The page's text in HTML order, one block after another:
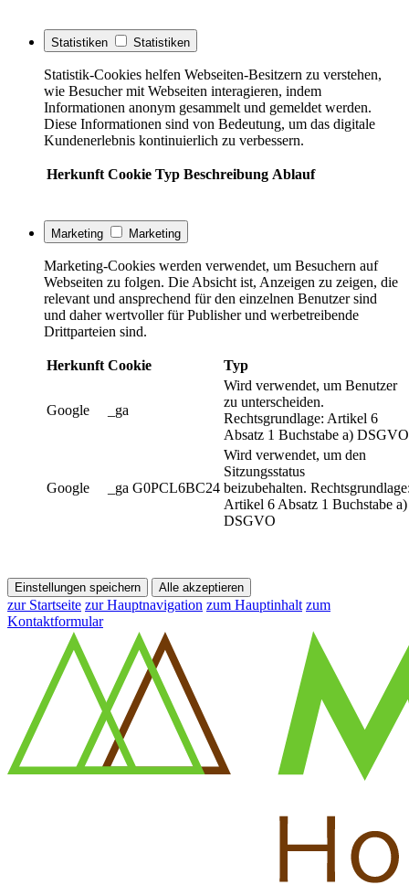
Statistiken Statistiken
Statistik-Cookies helfen Webseiten-Besitzern zu verstehen,
wie Besucher mit Webseiten interagieren, indem
Informationen anonym gesammelt und gemeldet werden.
Diese Informationen sind von Bedeutung, um das digitale
Kundenerlebnis kontinuierlich zu verbessern.
Herkunft Cookie Typ Beschreibung Ablauf
Marketing Marketing
Marketing-Cookies werden verwendet, um Besuchern auf
Webseiten zu folgen. Die Absicht ist, Anzeigen zu zeigen, die
relevant und ansprechend für den einzelnen Benutzer sind
und daher wertvoller für Publisher und werbetreibende
Drittparteien sind.
Herkunft Cookie Typ
Google _ga
Wird verwendet, um Benutzer
zu unterscheiden.
Rechtsgrundlage: Artikel 6
Absatz 1 Buchstabe a) DSGVO
Google _ga G0PCL6BC24
Wird verwendet, um den
Sitzungsstatus
beizubehalten.
Artikel 6 Absatz 1 Buchstabe a)
DSGVO
Einstellungen speichern Alle akzeptieren
zur Startseite zur Hauptnavigation zum Hauptinhalt zum
Kontaktformular